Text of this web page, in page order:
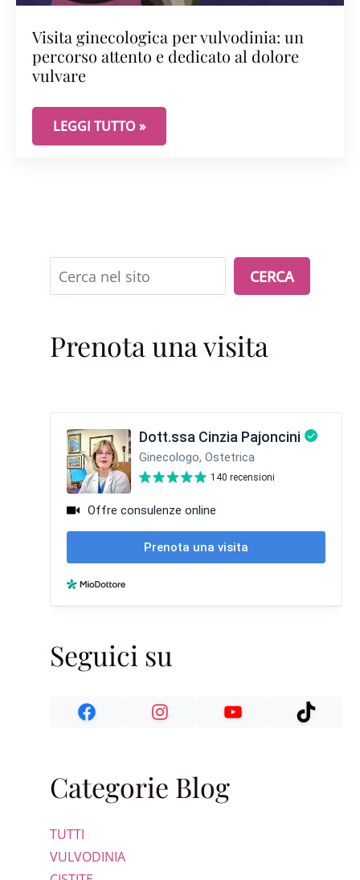
Visita ginecologica per vulvodinia: un
percorso attento e dedicato al dolore
vulvare
VISITA GINECOLOGICA PER VULVODINIA: UN
LEGGI TUTTO »
Cerca CERCA
Prenota una visita
Seguici su
Categorie Blog
TUTTI
VULVODINIA